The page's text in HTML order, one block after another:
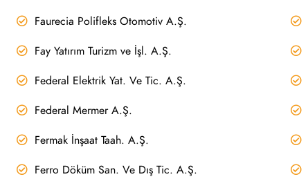
Faurecia Polifleks Otomotiv A.Ş.
Fay Yatırım Turizm ve İşl. A.Ş.
Federal Elektrik Yat. Ve Tic. A.Ş.
Federal Mermer A.Ş.
Fermak İnşaat Taah. A.Ş.
Ferro Döküm San. Ve Dış Tic. A.Ş.